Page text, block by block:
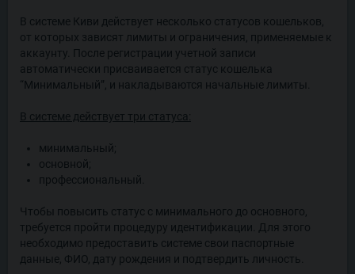
В системе Киви действует несколько статусов кошельков,
от которых зависят лимиты и ограничения, применяемые к
аккаунту. После регистрации учетной записи
автоматически присваивается статус кошелька
“Минимальный”, и накладываются начальные лимиты.
В системе действует три статуса:
минимальный;
основной;
профессиональный.
Чтобы повысить статус с минимального до основного,
требуется пройти процедуру идентификации. Для этого
необходимо предоставить системе свои паспортные
данные, ФИО, дату рождения и подтвердить личность.